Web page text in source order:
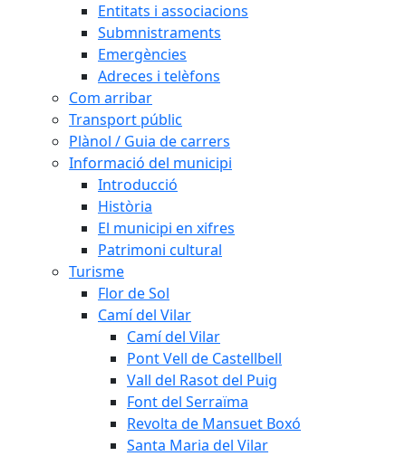
Entitats i associacions
Submnistraments
Emergències
Adreces i telèfons
Com arribar
Transport públic
Plànol / Guia de carrers
Informació del municipi
Introducció
Història
El municipi en xifres
Patrimoni cultural
Turisme
Flor de Sol
Camí del Vilar
Camí del Vilar
Pont Vell de Castellbell
Vall del Rasot del Puig
Font del Serraïma
Revolta de Mansuet Boxó
Santa Maria del Vilar